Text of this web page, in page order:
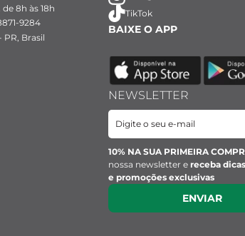
de 8h às 18h
9284
PR, Brasil
TikTok
BAIXE O APP
NEWSLETTER
10% NA SUA PRIMEIRA
nossa newsletter e receba
e promoções exclusivas
ENVIAR